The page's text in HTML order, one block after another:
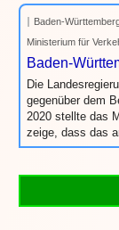
Baden-
Ministerium für
Baden-
Die
gegenüber dem
2020 stellte das
zeige, dass das